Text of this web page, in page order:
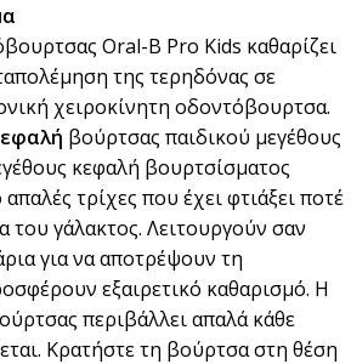
Oral-B Pro Kids καθαρίζει
της τερηδόνας σε
χειροκίνητη οδοντόβουρτσα.
βούρτσας παιδικού μεγέθους
κεφαλή βουρτσίσματος
τρίχες που έχει φτιάξει ποτέ
του γάλακτος. Λειτουργούν σαν
για να αποτρέψουν τη
εξαιρετικό καθαρισμό. Η
περιβάλλει απαλά κάθε
Κρατήστε τη βούρτσα στη θέση